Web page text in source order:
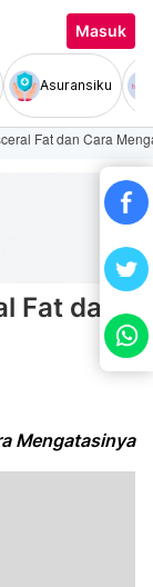
Masuk
Asuransiku
Fat dan Cara
Fat dan
Mengatasinya